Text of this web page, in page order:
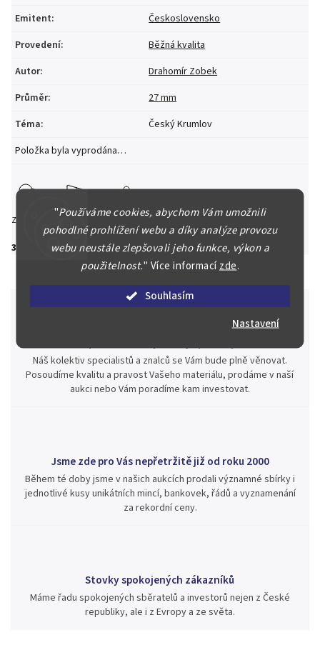
"Používáme cookies, abychom Vám umožnili
pohodlné prohlížení webu a díky analýze provozu
webu neustále zlepšovali jeho funkce, výkon a
použitelnost." Více informacízde.
Souhlasím
Nastavení
350 Kč
Emitent:
Československo
Provedení:
Běžná kvalita
Autor:
Drahomír Zobek
Průměr:
27 mm
Téma:
Český Krumlov
Položka byla vyprodána…
Zeptat se Hlídat Sdílet
Náš kolektiv specialistů a znalců se Vám bude plně věnovat.
Posoudíme kvalitu a pravost Vašeho materiálu, prodáme v naší
aukci nebo Vám poradíme kam investovat.
Jsme zde pro Vás nepřetržitě již od roku 2000
Během té doby jsme v našich aukcích prodali významné sbírky i
jednotlivé kusy unikátních mincí, bankovek, řádů a vyznamenání
za rekordní ceny.
Stovky spokojených zákazníků
Máme řadu spokojených sběratelů a investorů nejen z České
republiky, ale i z Evropy a ze světa.